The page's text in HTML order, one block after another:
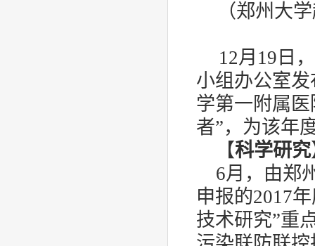
（郑州大
12月 19 日
小组办公室发
学第一附属
者”，为该年
【科学研究
6月，由郑
申报的2017
技术研究”重